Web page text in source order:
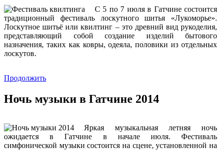
С 5 по 7 июля в Гатчине состоится
традиционный фестиваль лоскутного шитья «Лукоморье».
Лоскутное шитьё или квилтинг – это древний вид рукоделия,
представляющий собой создание изделий бытового
назначения, таких как ковры, одеяла, половики из отдельных
лоскутов.
Продолжить
Ночь музыки в Гатчине 2014
Яркая музыкальная летняя ночь
ожидается в Гатчине в начале июля. Фестиваль
симфонической музыки состоится на сцене, установленной на